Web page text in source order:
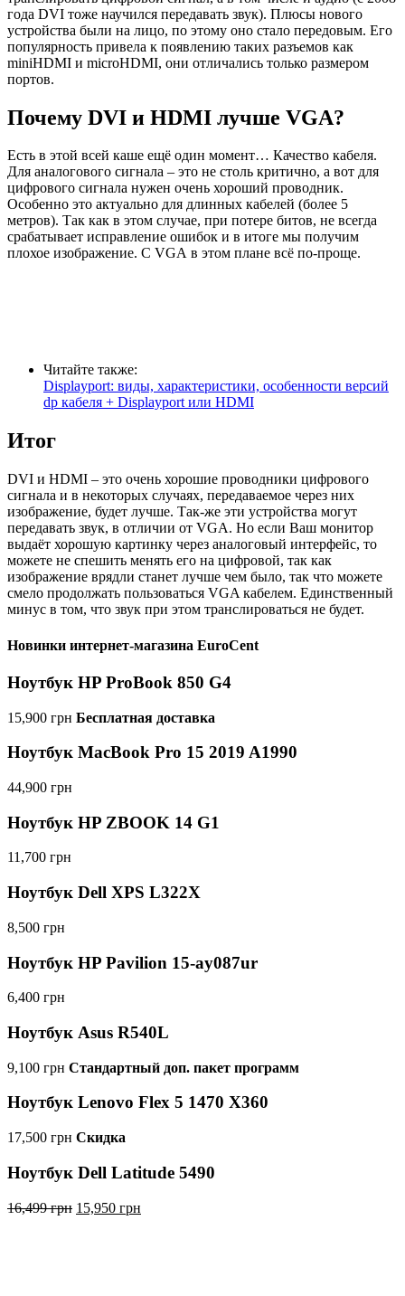
года DVI тоже научился передавать звук). Плюсы нового
устройства были на лицо, по этому оно стало передовым. Его
популярность привела к появлению таких разъемов как
miniHDMI и microHDMI, они отличались только размером
портов.
Почему DVI и HDMI лучше VGA?
Есть в этой всей каше ещё один момент… Качество кабеля.
Для аналогового сигнала – это не столь критично, а вот для
цифрового сигнала нужен очень хороший проводник.
Особенно это актуально для длинных кабелей (более 5
метров). Так как в этом случае, при потере битов, не всегда
срабатывает исправление ошибок и в итоге мы получим
плохое изображение. С VGА в этом плане всё по-проще.
Читайте также:
Displayport: виды, характеристики, особенности версий
dp кабеля + Displayport или HDMI
Итог
DVI и HDMI – это очень хорошие проводники цифрового
сигнала и в некоторых случаях, передаваемое через них
изображение, будет лучше. Так-же эти устройства могут
передавать звук, в отличии от VGA. Но если Ваш монитор
выдаёт хорошую картинку через аналоговый интерфейс, то
можете не спешить менять его на цифровой, так как
изображение врядли станет лучше чем было, так что можете
смело продолжать пользоваться VGA кабелем. Единственный
минус в том, что звук при этом транслироваться не будет.
Новинки интернет-магазина EuroCent
Ноутбук HP ProBook 850 G4
15,900 грн Бесплатная доставка
Ноутбук MacBook Pro 15 2019 A1990
44,900 грн
Ноутбук HP ZBOOK 14 G1
11,700 грн
Ноутбук Dell XPS L322X
8,500 грн
Ноутбук HP Pavilion 15-ay087ur
6,400 грн
Ноутбук Asus R540L
9,100 грн Стандартный доп. пакет программ
Ноутбук Lenovo Flex 5 1470 X360
17,500 грн Скидка
Ноутбук Dell Latitude 5490
16,499грн 15,950 грн